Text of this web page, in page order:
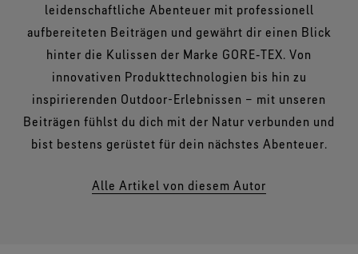
leidenschaftliche Abenteuer mit professionell
aufbereiteten Beiträgen und gewährt dir einen Blick
hinter die Kulissen der Marke GORE‑TEX. Von
innovativen Produkttechnologien bis hin zu
inspirierenden Outdoor-Erlebnissen – mit unseren
Beiträgen fühlst du dich mit der Natur verbunden und
bist bestens gerüstet für dein nächstes Abenteuer.
Alle Artikel von diesem Autor